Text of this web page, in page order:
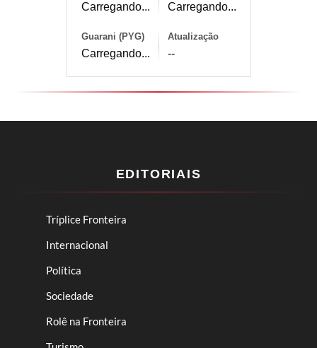
Carregando... Carregando...
Guarani (PYG)
Carregando...
Atualização
--
EDITORIAIS
Tríplice Fronteira
Internacional
Política
Sociedade
Rolê na Fronteira